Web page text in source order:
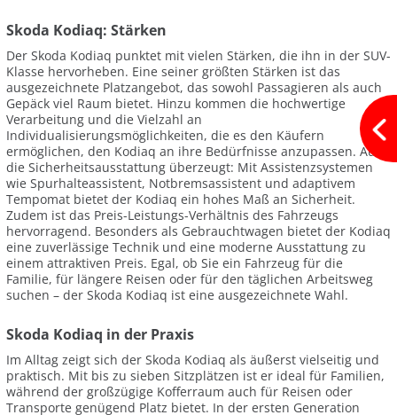
Skoda Kodiaq: Stärken
Der Skoda Kodiaq punktet mit vielen Stärken, die ihn in der SUV-
Klasse hervorheben. Eine seiner größten Stärken ist das
ausgezeichnete Platzangebot, das sowohl Passagieren als auch
Gepäck viel Raum bietet. Hinzu kommen die hochwertige
Verarbeitung und die Vielzahl an
Individualisierungsmöglichkeiten, die es den Käufern
ermöglichen, den Kodiaq an ihre Bedürfnisse anzupassen. Auch
die Sicherheitsausstattung überzeugt: Mit Assistenzsystemen
wie Spurhalteassistent, Notbremsassistent und adaptivem
Tempomat bietet der Kodiaq ein hohes Maß an Sicherheit.
Zudem ist das Preis-Leistungs-Verhältnis des Fahrzeugs
hervorragend. Besonders als Gebrauchtwagen bietet der Kodiaq
eine zuverlässige Technik und eine moderne Ausstattung zu
einem attraktiven Preis. Egal, ob Sie ein Fahrzeug für die
Familie, für längere Reisen oder für den täglichen Arbeitsweg
suchen – der Skoda Kodiaq ist eine ausgezeichnete Wahl.
Skoda Kodiaq in der Praxis
Im Alltag zeigt sich der Skoda Kodiaq als äußerst vielseitig und
praktisch. Mit bis zu sieben Sitzplätzen ist er ideal für Familien,
während der großzügige Kofferraum auch für Reisen oder
Transporte genügend Platz bietet. In der ersten Generation